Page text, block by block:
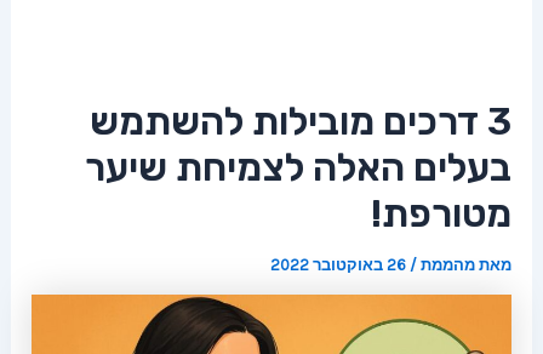
3 דרכים מובילות להשתמש
בעלים האלה לצמיחת שיער
מטורפת!
מאתמהממת/26 באוקטובר 2022